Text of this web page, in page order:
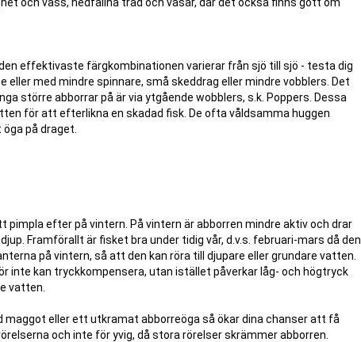
effektivaste färgkombinationen varierar från sjö till sjö - testa dig
med mindre spinnare, små skeddrag eller mindre vobblers. Det
större abborrar på är via ytgående wobblers, s.k. Poppers. Dessa
för att efterlikna en skadad fisk. De ofta våldsamma huggen
på draget.
efter på vintern. På vintern är abborren mindre aktiv och drar
Framförallt är fisket bra under tidig vår, d.v.s. februari-mars då den
på vintern, så att den kan röra till djupare eller grundare vatten.
inte kan tryckkompensera, utan istället påverkar låg- och högtryck
vatten.
eller ett utkramat abborreöga så ökar dina chanser att få
och inte för yvig, då stora rörelser skrämmer abborren.